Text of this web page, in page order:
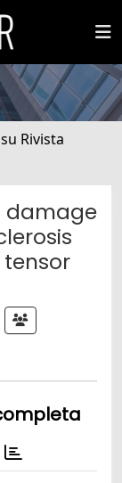
Rivista
damage